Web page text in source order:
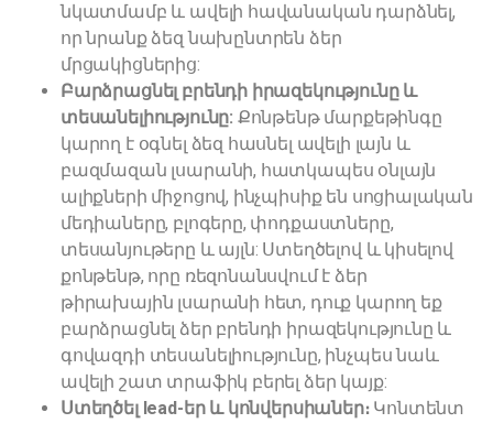
նկատմամբ և ավելի հավանական դարձնել,
որ նրանք ձեզ նախընտրեն ձեր
մրցակիցներից:
Բարձրացնել բրենդի իրազեկությունը և
տեսանելիությունը: Քոնթենթ մարքեթինգը
կարող է օգնել ձեզ հասնել ավելի լայն և
բազմազան լսարանի, հատկապես օնլայն
ալիքների միջոցով, ինչպիսիք են սոցիալական
մեդիաները, բլոգերը, փոդքաստները,
տեսանյութերը և այլն: Ստեղծելով և կիսելով
քոնթենթ, որը ռեզոնանսվում է ձեր
թիրախային լսարանի հետ, դուք կարող եք
բարձրացնել ձեր բրենդի իրազեկությունը և
գովազդի տեսանելիությունը, ինչպես նաև
ավելի շատ տրաֆիկ բերել ձեր կայք:
Ստեղծել lead-եր և կոնվերսիաներ։Կոնտենտ